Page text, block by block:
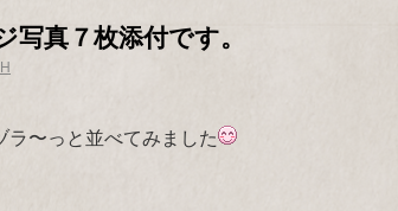
真７枚添付です。
〜っと並べてみました